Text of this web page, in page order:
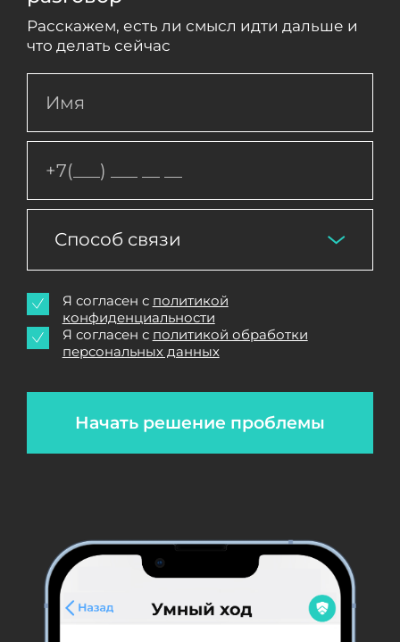
Расскажем, есть ли смысл идти дальше и
что делать сейчас
Способ связи
Начать решение проблемы
Я согласен с политикой
конфиденциальности
Я согласен с политикой обработки
персональных данных